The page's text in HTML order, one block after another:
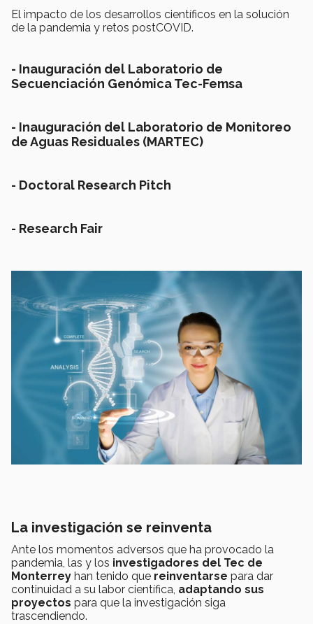
El impacto de los desarrollos científicos en la solución
de la pandemia y retos postCOVID.
- Inauguración del Laboratorio de
Secuenciación Genómica Tec-Femsa
- Inauguración del Laboratorio de Monitoreo
de Aguas Residuales (MARTEC)
- Doctoral Research Pitch
- Research Fair
La investigación se reinventa
Ante los momentos adversos que ha provocado la
pandemia, las y los investigadores del Tec de
Monterrey han tenido que reinventarse para dar
continuidad a su labor científica, adaptando sus
proyectos para que la investigación siga
trascendiendo.